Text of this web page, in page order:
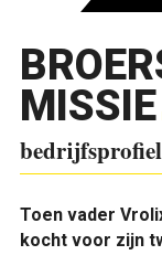
MISSIE
bedrijfsprofiel
Toen vader
kocht voor zijn